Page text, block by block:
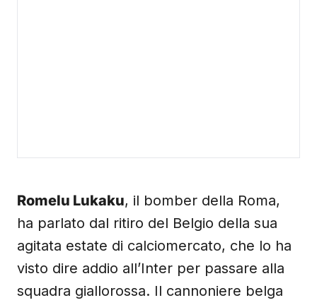
Romelu Lukaku, il bomber della Roma,
ha parlato dal ritiro del Belgio della sua
agitata estate di calciomercato, che lo ha
visto dire addio all’Inter per passare alla
squadra giallorossa. Il cannoniere belga